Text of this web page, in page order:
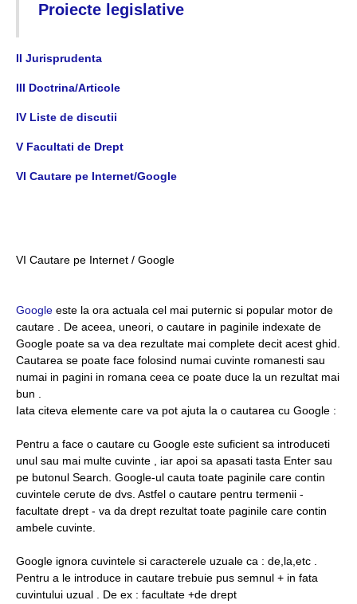
Proiecte legislative
II Jurisprudenta
III Doctrina/Articole
IV Liste de discutii
V Facultati de Drept
VI Cautare pe Internet/Google
VI Cautare pe Internet / Google
Google este la ora actuala cel mai puternic si popular motor de
cautare . De aceea, uneori, o cautare in paginile indexate de
Google poate sa va dea rezultate mai complete decit acest ghid.
Cautarea se poate face folosind numai cuvinte romanesti sau
numai in pagini in romana ceea ce poate duce la un rezultat mai
bun .
Iata citeva elemente care va pot ajuta la o cautarea cu Google :
Pentru a face o cautare cu Google este suficient sa introduceti
unul sau mai multe cuvinte , iar apoi sa apasati tasta Enter sau
pe butonul Search. Google-ul cauta toate paginile care contin
cuvintele cerute de dvs. Astfel o cautare pentru termenii -
facultate drept - va da drept rezultat toate paginile care contin
ambele cuvinte.
Google ignora cuvintele si caracterele uzuale ca : de,la,etc .
Pentru a le introduce in cautare trebuie pus semnul + in fata
cuvintului uzual . De ex : facultate +de drept